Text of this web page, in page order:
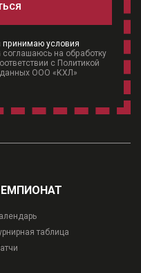
принимаю условия
соглашаюсь на обработку
с Политикой
данных ООО «КХЛ»
таблица